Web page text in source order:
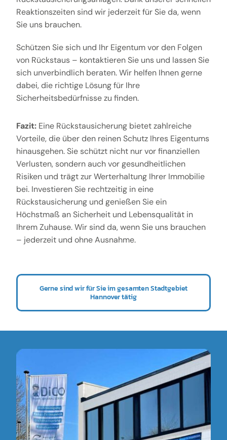
Reaktionszeiten sind wir jederzeit für Sie da, wenn
Sie uns brauchen.
Schützen Sie sich und Ihr Eigentum vor den Folgen
von Rückstaus – kontaktieren Sie uns und lassen Sie
sich unverbindlich beraten. Wir helfen Ihnen gerne
dabei, die richtige Lösung für Ihre
Sicherheitsbedürfnisse zu finden.
Fazit:Eine Rückstausicherung bietet zahlreiche
Vorteile, die über den reinen Schutz Ihres Eigentums
hinausgehen. Sie schützt nicht nur vor finanziellen
Verlusten, sondern auch vor gesundheitlichen
Risiken und trägt zur Werterhaltung Ihrer Immobilie
bei. Investieren Sie rechtzeitig in eine
Rückstausicherung und genießen Sie ein
Höchstmaß an Sicherheit und Lebensqualität in
Ihrem Zuhause. Wir sind da, wenn Sie uns brauchen
– jederzeit und ohne Ausnahme.
Gerne sind wir für Sie im gesamten Stadtgebiet
Hannover tätig